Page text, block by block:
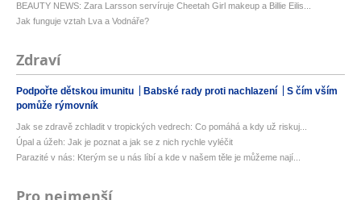
BEAUTY NEWS: Zara Larsson servíruje Cheetah Girl makeup a Billie Eilis...
Jak funguje vztah Lva a Vodnáře?
Zdraví
Podpořte dětskou imunitu Babské rady proti nachlazení
S čím vším
pomůže rýmovník
Jak se zdravě zchladit v tropických vedrech: Co pomáhá a kdy už riskuj...
Úpal a úžeh: Jak je poznat a jak se z nich rychle vyléčit
Parazité v nás: Kterým se u nás líbí a kde v našem těle je můžeme nají...